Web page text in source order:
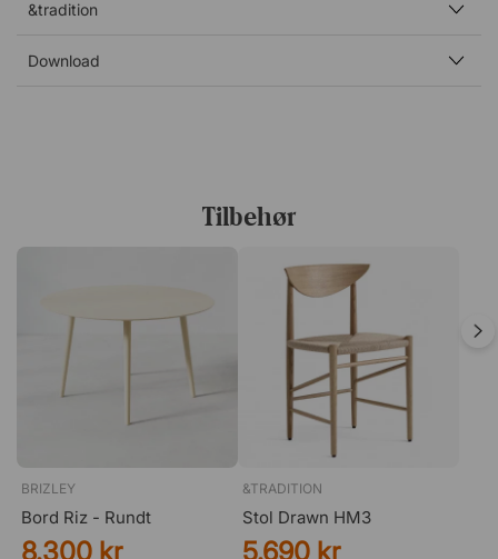
på Kunstakademiet i København og arbejdede et par år
hans mest utraditionelle kreationer. Disse har skabt røre –
&tradition
Download
Tilbehør
BRIZLEY
Bord Riz - Rundt
8.300 kr
&TRADITION
Stol Drawn HM3
5.690 kr